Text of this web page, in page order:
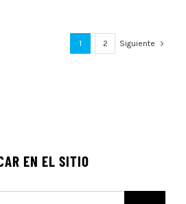
1 2 Siguiente
EN EL SITIO